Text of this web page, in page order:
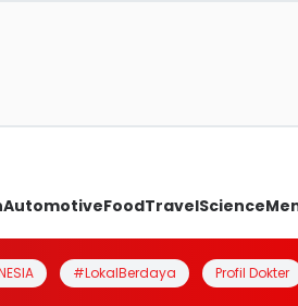
AutomotiveFoodTravelScience
#LokalBerdaya Profil Dokter